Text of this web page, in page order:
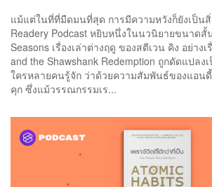
แม้แต่ในที่ที่มืดมนที่สุด การมีความหวังก็ยังเป็น
Readery Podcast หยิบหนึ่งในนวนิยายขนาดสั้
Seasons เรื่องเล่าต่างฤดู ของสตีเวน คิง อย่างเ
and the Shawshank Redemption ถูกดัดแปล
ใครหลายคนรู้จัก ว่าด้วยความสัมพันธ์ของแอน
คุก ซึ่งแม้วรรณกรรมเร...